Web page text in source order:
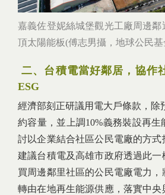
嘉義佐登妮絲城堡觀光工廠周邊鄰
頂太陽能板(傅志男攝，地球公民
二、台積電當好鄰居，協作
ESG
經濟部刻正研議用電大戶條款，除
約容量，並上調10%義務裝設再
討以企業結合社區公民電廠的方式
建議台積電及高雄市政府透過此
買周邊鄰里社區的公民電廠電力，
轉由在地再生能源供應，落實中